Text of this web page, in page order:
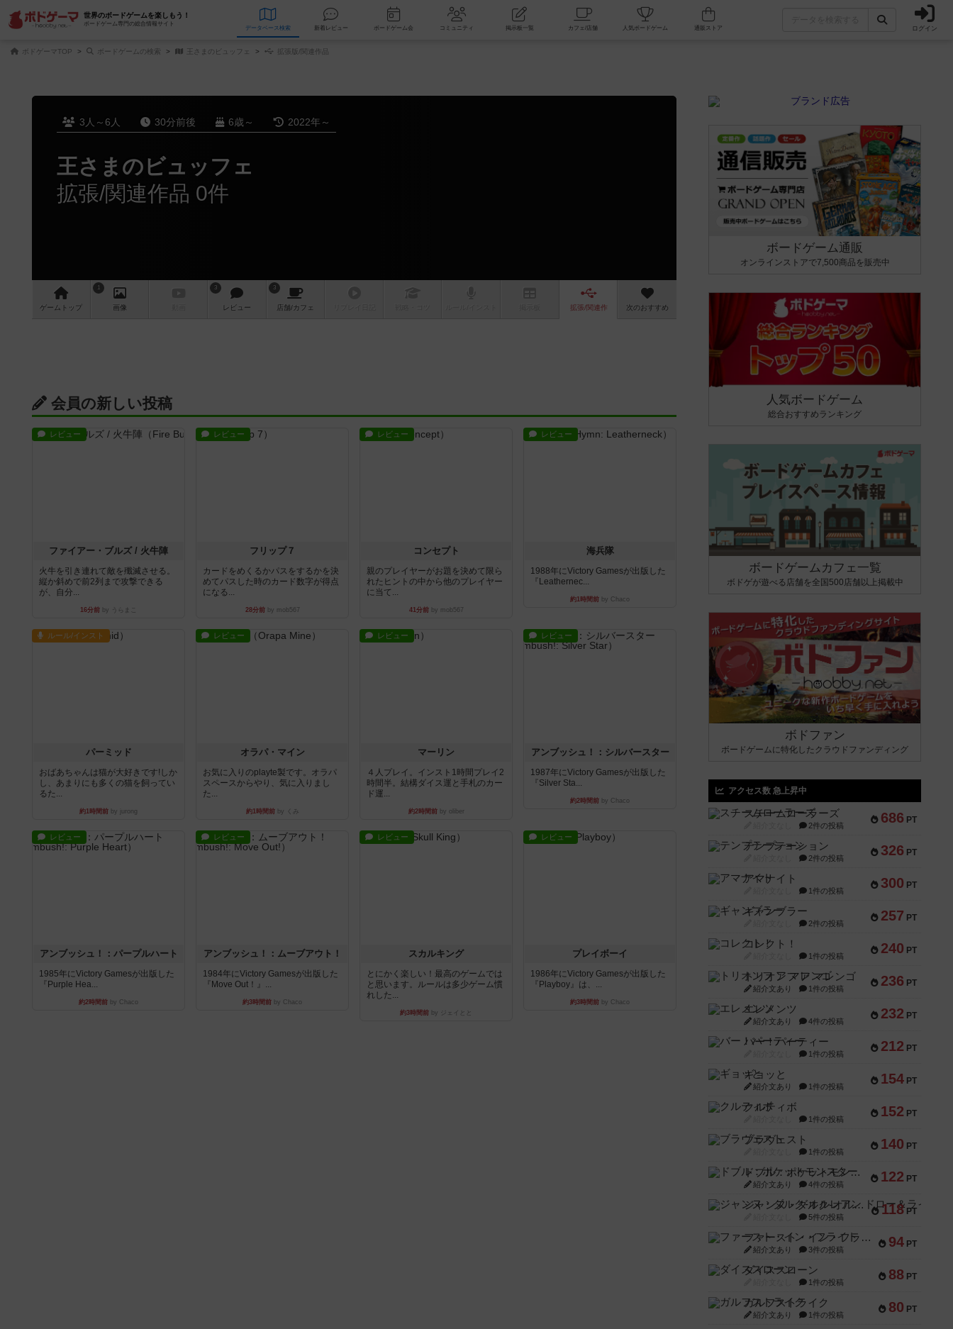
世界のボードゲームを楽しもう！
ボードゲーム専門の総合情報サイト
データベース 検索 新着レビュー ボードゲーム会 コミュニティ 掲示板一覧 カフェ/店舗 人気ボードゲーム ログイン
ボドゲーマTOP ボードゲームの検索 王さまのビュッフェ 拡張版/関連作品
3人～6人 30分前後 6歳～ 2022年～
王さまのビュッフェ
拡張/関連作品 0件
ゲーム トップ
1
画像
3
レビュー
3
店舗/カフェ 拡張/関連作 次のおすすめ
会員の新しい投稿
レビュー
ファイアー・ブルズ / 火牛陣
火牛を引き連れて敵を殲滅させる。
縦か斜めで前2列まで攻撃できる
が、自分...
16分前 by うらまこ
レビュー
フリップ７
カードをめくるかパスをするかを決
めてパスした時のカード数字が得点
になる...
28分前by mob567
レビュー
コンセプト
親のプレイヤーがお題を決めて限ら
れたヒントの中から他のプレイヤー
に当て...
41分前by mob567
レビュー
海兵隊
1988年にVictory Gamesが出版した
『Leathernec...
約1時間前 by Chaco
ルール/インスト
パーミッド
おばあちゃんは猫が大好きです!しか
し、あまりにも多くの猫を飼ってい
るた...
約1時間前 by jurong
レビュー
オラパ・マイン
お気に入りのplayte製です。オラパ
スペースからやり、気に入りまし
た...
約1時間前by くみ
レビュー
マーリン
４人プレイ。インスト1時間プレイ2
時間半。結構ダイス運と手札のカー
ド運...
約2時間前by oliber
レビュー
アンブッシュ！：シルバースター
1987年にVictory Gamesが出版した
『Silver Sta...
約2時間前 by Chaco
レビュー
アンブッシュ！：パープルハート
1985年にVictory Gamesが出版した
『Purple Hea...
約2時間前 by Chaco
レビュー
アンブッシュ！：ムーブアウト！
1984年にVictory Gamesが出版した
『Move Out！』...
約3時間前 by Chaco
レビュー
スカルキング
とにかく楽しい！最高のゲームでは
と思います。ルールは多少ゲーム慣
れした...
約3時間前 by ジェイとと
レビュー
プレイボーイ
1986年にVictory Gamesが出版した
『Playboy』は、...
約3時間前 by Chaco
ボードゲーム通販
オンラインストアで7,500商品を販売中
人気ボードゲーム
総合おすすめランキング
ボードゲームカフェ一覧
ボドゲが遊べる店舗を全国500店舗以上掲載中
ボドファン
ボードゲームに特化したクラウドファンディング
アクセス数 急上昇中
686 PT
スチームローラーズ
2件の投稿
326 PT
テンプテーション
2件の投稿
300 PT
アマナイト
1件の投稿
257 PT
ギャンブラー
2件の投稿
240 PT
コレクト！
1件の投稿
236 PT
トリオンフ ア マレンゴ
紹介文あり 1件の投稿
232 PT
エレメンツ
紹介文あり 4件の投稿
212 PT
バー！パーティー
1件の投稿
154 PT
ギョッと
紹介文あり 1件の投稿
152 PT
クルティボ
1件の投稿
140 PT
ブラヴェスト
1件の投稿
122 PT
ドブル：ポケットモンスター
紹介文あり 4件の投稿
118 PT
ジャンヌ・ダルク-オルレアン ドロー＆ライト
5件の投稿
94 PT
ファースト・イン・フライト
紹介文あり 3件の投稿
88 PT
ダイススローン
1件の投稿
80 PT
ガルフストライク
紹介文あり 1件の投稿